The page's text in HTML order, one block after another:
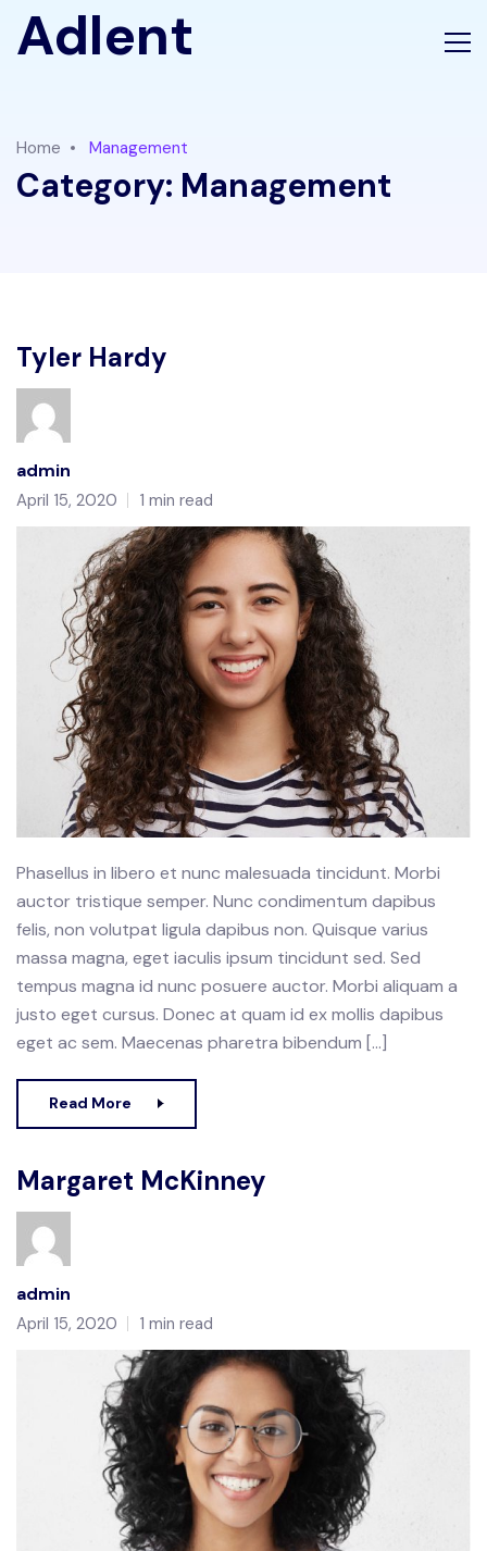
Adlent
Home Management
Category: Management
Tyler Hardy
admin
April 15, 2020 1 min read
Phasellus in libero et nunc malesuada tincidunt. Morbi
auctor tristique semper. Nunc condimentum dapibus
felis, non volutpat ligula dapibus non. Quisque varius
massa magna, eget iaculis ipsum tincidunt sed. Sed
tempus magna id nunc posuere auctor. Morbi aliquam a
justo eget cursus. Donec at quam id ex mollis dapibus
eget ac sem. Maecenas pharetra bibendum […]
Read More
Margaret McKinney
admin
April 15, 2020 1 min read